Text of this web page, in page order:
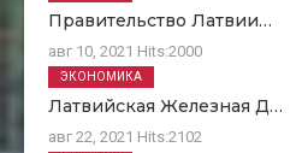
Правительство Латвии…
авг 10, 2021 Hits:2000
Латвийская Железная Д…
авг 22, 2021 Hits:2102
ЭКОНОМИКА